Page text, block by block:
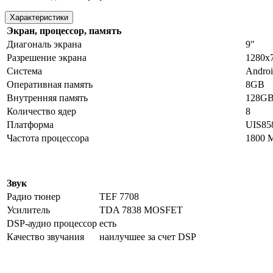
Характеристики
Экран, процессор, память
Диагональ экрана
9"
Разрешение экрана
Система
Оперативная память
8GB
Внутренняя память
128GB
Количество ядер
8
Платформа
Частота процессора
1800
Звук
Радио тюнер
TEF 7708
Усилитель
TDA 7838 MOSFET
DSP-аудио процессор есть
Качество звучания
наилучшее за счет DSP